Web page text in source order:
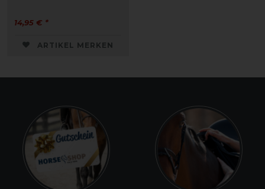
14,95 € *
ARTIKEL MERKEN